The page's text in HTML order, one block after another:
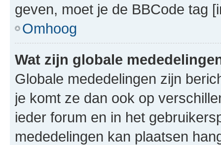
geven, moet je de BBCode tag
Omhoog
Wat zijn globale
Globale mededelingen zijn
je komt ze dan ook op
ieder forum en in het
mededelingen kan plaatsen